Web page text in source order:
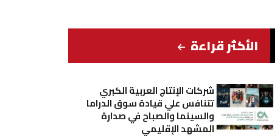
الأكثر قراءة
شركات الإنتاج العربية الكبري
تتنافس علي قيادة سوق الدراما
والسينما والصباح في صدارة
المشهد الإقليمي